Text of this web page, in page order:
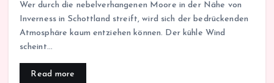
Wer durch die nebelverhangenen Moore in der Nähe von
Inverness in Schottland streift, wird sich der bedrückenden
Atmosphäre kaum entziehen können. Der kühle Wind
scheint…
Read more